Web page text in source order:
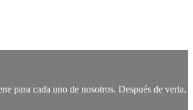
para cada uno de nosotros. Después de verla,